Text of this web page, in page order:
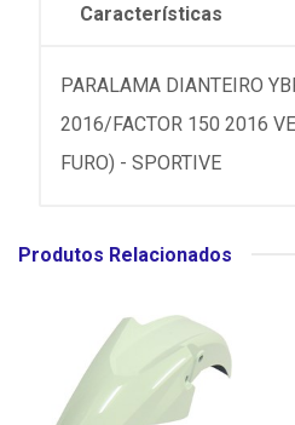
Características
PARALAMA DIANTEIRO
2016/FACTOR 150 2016
FURO) - SPORTIVE
Produtos Relacionados